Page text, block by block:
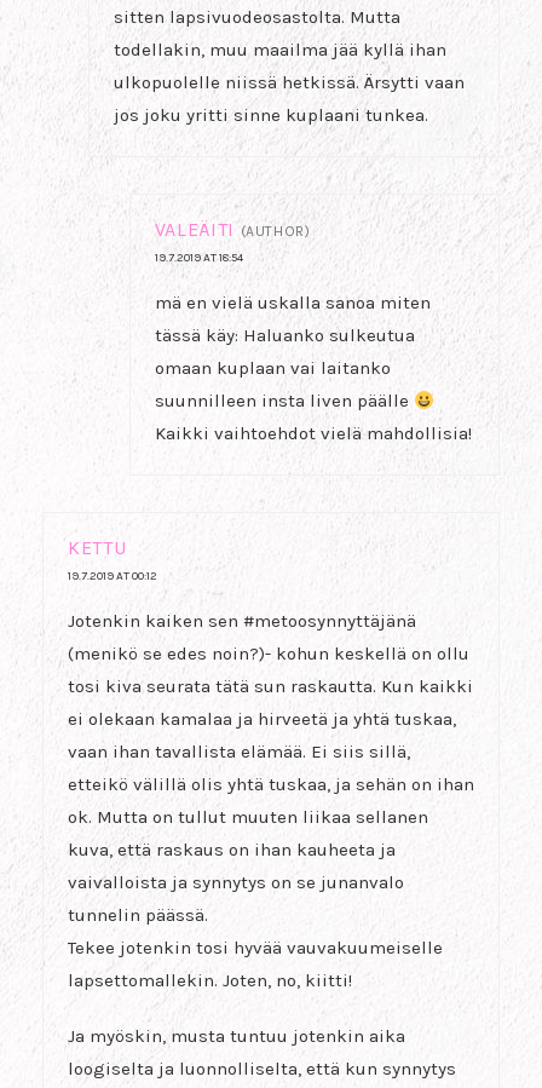
sitten lapsivuodeosastolta. Mutta
todellakin, muu maailma jää kyllä ihan
ulkopuolelle niissä hetkissä. Ärsytti vaan
jos joku yritti sinne kuplaani tunkea.
VALEÄITI (AUTHOR)
19.7.2019 AT 18:54
mä en vielä uskalla sanoa miten
tässä käy: Haluanko sulkeutua
omaan kuplaan vai laitanko
suunnilleen insta liven päälle
Kaikki vaihtoehdot vielä mahdollisia!
KETTU
19.7.2019 AT 00:12
Jotenkin kaiken sen #metoosynnyttäjänä
(menikö se edes noin?)- kohun keskellä on ollu
tosi kiva seurata tätä sun raskautta. Kun kaikki
ei olekaan kamalaa ja hirveetä ja yhtä tuskaa,
vaan ihan tavallista elämää. Ei siis sillä,
etteikö välillä olis yhtä tuskaa, ja sehän on ihan
ok. Mutta on tullut muuten liikaa sellanen
kuva, että raskaus on ihan kauheeta ja
vaivalloista ja synnytys on se junanvalo
tunnelin päässä.
Tekee jotenkin tosi hyvää vauvakuumeiselle
lapsettomallekin. Joten, no, kiitti!
Ja myöskin, musta tuntuu jotenkin aika
loogiselta ja luonnolliselta, että kun synnytys